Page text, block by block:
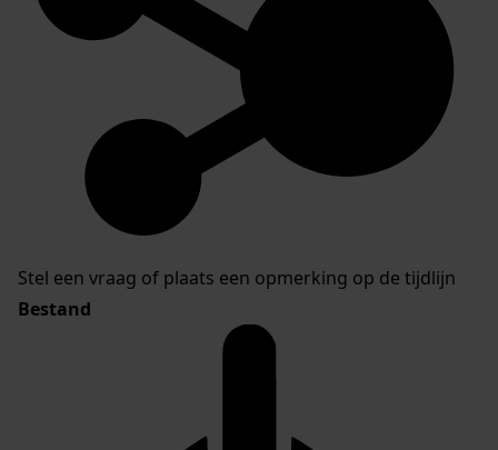
Stel een vraag of plaats een opmerking op de tijdlijn
Bestand